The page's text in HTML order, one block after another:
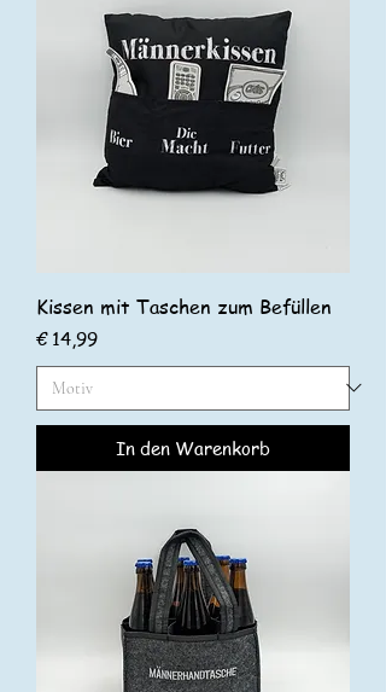
Kissen mit Taschen zum Befüllen
Preis
€ 14,99
In den Warenkorb